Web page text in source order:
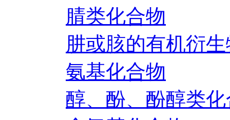
腈类化合物
肼或胲的有机衍
氨基化合物
醇、酚、酚醇类